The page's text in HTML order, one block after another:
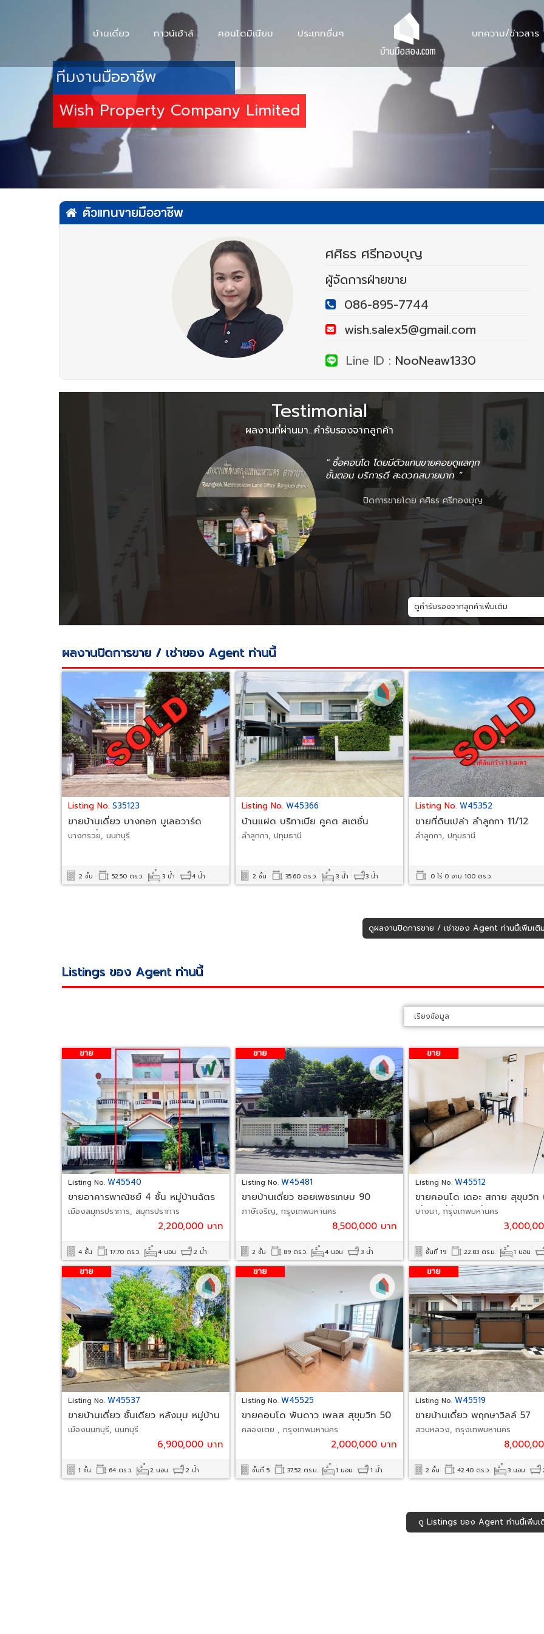
บ้านเดี่ยว ทาวน์เฮ้าส์ คอนโดมิเนียม ประเภทอื่นๆ บทความ/ข่าวสาร
ทีมงานมืออาชีพ
Wish Property Company Limited
ตัวแทนขายมืออาชีพ
ศศิธร ศรีทองบุญ
ผู้จัดการฝ่ายขาย
086-895-7744
wish.salex5@gmail.com
Line ID : NooNeaw1330
Testimonial
ผลงานที่ผ่านมา...คำรับรองจากลูกค้า
" ซื้อคอนโด โดยมีตัวแทนขายคอยดูแลทุก
ขั้นตอน บริการดี สะดวกสบายมาก ”
ปิดการขายโดย ศศิธร ศรีทองบุญ
ดูคำรับรองจากลูกค้าเพิ่มเติม
ผลงานปิดการขาย / เช่าของ Agent ท่านนี้
Listing No. S35123
ขายบ้านเดี่ยว บางกอก บูเลอวาร์ด
สาทร-ปิ่นเกล้า 1
บางกรวย, นนทบุรี
2 ชั้น 52.50 ตร.ว. 3 น้ำ 4 น้ำ
Listing No. W45366
บ้านแฝด บริทาเนีย คูคต สเตชั่น
ลำลูกกา, ปทุมธานี
2 ชั้น 35.60 ตร.ว. 3 น้ำ 3 น้ำ
Listing No. W45352
ขายที่ดินเปล่า ลำลูกกา 11/12
ลำลูกกา, ปทุมธานี
0 ไร่ 0 งาน 100 ตร.ว.
ดูผลงานปิดการขาย / เช่าของ Agent ท่านนี้เพิ่มเติ
Listings ของ Agent ท่านนี้
Listing No. W45540
ขายอาคารพาณิชย์ 4 ชั้น หมู่บ้านฉัตร
ณรงค์ แพรกษา
เมืองสมุทรปราการ, สมุทรปราการ
2,200,000 บาท
4 ชั้น 17.70 ตร.ว. 4 นอน 2 น้ำ
Listing No. W45481
ขายบ้านเดี่ยว ซอยเพชรเกษม 90
บางแค
ภาษีเจริญ, กรุงเทพมหานคร
8,500,000 บาท
2 ชั้น 89 ตร.ว. 4 นอน 3 น้ำ
Listing No. W45512
ขายคอนโด เดอะ สกาย สุขุมวิท
Sky Sukhumvit) อุดมสุข
บางนา, กรุงเทพมหานคร
ชั้นที่ 19 22.83 ตร.ม. 1 นอน
Listing No. W45537
ขายบ้านเดี่ยว ชั้นเดียว หลังมุม หมู่บ้าน
ประชานิเวศน์ 4
เมืองนนทบุรี, นนทบุรี
6,900,000 บาท
1 ชั้น 64 ตร.ว. 2 นอน 2 น้ำ
Listing No. W45525
ขายคอนโด พันดาว เพลส สุขุมวิท 50
คลองเตย , กรุงเทพมหานคร
2,000,000 บาท
ชั้นที่ 5 37.52 ตร.ม. 1 นอน 1 น้ำ
Listing No. W45519
ขายบ้านเดี่ยว พฤกษาวิลล์ 57
พัฒนาการ
สวนหลวง, กรุงเทพมหานคร
2 ชั้น 42.40 ตร.ว. 3 นอน
ดู Listings ของ Agent ท่านนี้เพิ่มเ